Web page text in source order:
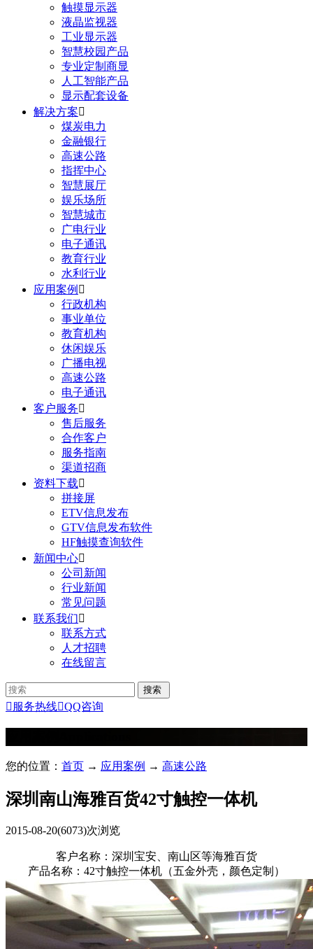
触摸显示器
液晶监视器
工业显示器
智慧校园产品
专业定制商显
人工智能产品
显示配套设备
解决方案
煤炭电力
金融银行
高速公路
指挥中心
智慧展厅
娱乐场所
智慧城市
广电行业
电子通讯
教育行业
水利行业
应用案例 
行政机构
事业单位
教育机构
休闲娱乐
广播电视
高速公路
电子通讯
客户服务
售后服务
合作客户
服务指南
渠道招商
资料下载
拼接屏
ETV信息发布
GTV信息发布软件
HF触摸查询软件
新闻中心
公司新闻
行业新闻
常见问题
联系我们
联系方式
人才招聘
在线留言
 服务热线QQ咨询
您的位置： 首页 → 应用案例 → 高速公路
深圳南山海雅百货42寸触控一体机
2015-08-20(6073)次浏览
客户名称：深圳宝安、南山区等海雅百货
产品名称：42寸触控一体机（五金外壳，颜色定制）